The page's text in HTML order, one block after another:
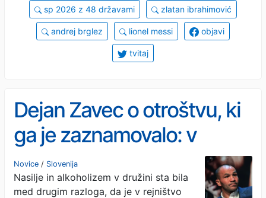
sp 2026 z 48 državami zlatan ibrahimović
andrej brglez lionel messi objavi
tvitaj
Dejan Zavec o otroštvu, ki
ga je zaznamovalo: v
rejništvo je odšel v tretjem
razredu (VIDEO)
Novice / Slovenija
Nasilje in alkoholizem v družini sta bila
med drugim razloga, da je v rejništvo